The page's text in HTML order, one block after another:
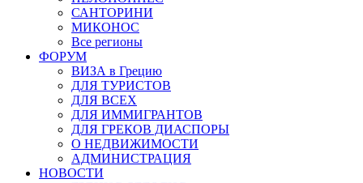
САНТОРИНИ
МИКОНОС
Все регионы
ФОРУМ
ВИЗА в Грецию
ДЛЯ ТУРИСТОВ
ДЛЯ ВСЕХ
ДЛЯ ИММИГРАНТОВ
ДЛЯ ГРЕКОВ ДИАСПОРЫ
О НЕДВИЖИМОСТИ
АДМИНИСТРАЦИЯ
НОВОСТИ